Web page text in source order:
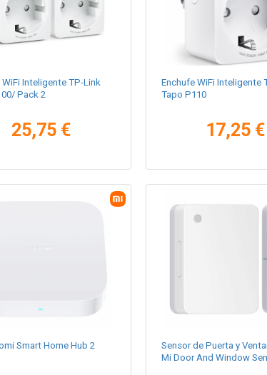
WiFi Inteligente TP-Link
Pack 2
25,75 €
Enchufe WiFi Inteligente
Tapo P110
17,25 €
Smart Home Hub 2
Sensor de Puerta y
Mi Door And Window